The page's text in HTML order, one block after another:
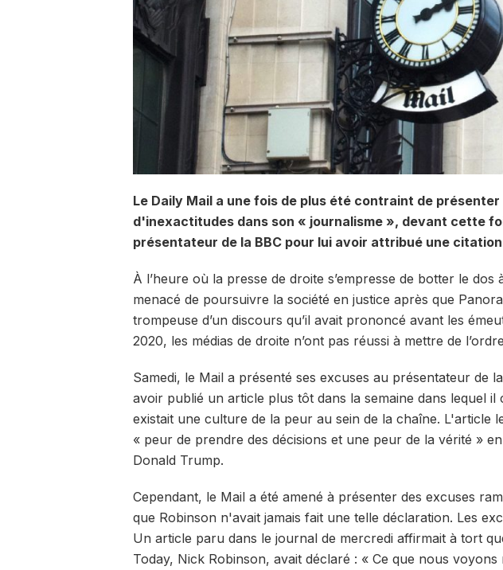
Le Daily Mail a une fois de plus été contraint de
d'inexactitudes dans son « journalisme », devant cette
présentateur de la BBC pour lui avoir attribué une
À l’heure où la presse de droite s’empresse de botter le dos
menacé de poursuivre la société en justice après que
trompeuse d’un discours qu’il avait prononcé avant les
2020, les médias de droite n’ont pas réussi à mettre de
Samedi, le Mail a présenté ses excuses au présentateur de
avoir publié un article plus tôt dans la semaine dans lequel
existait une culture de la peur au sein de la chaîne. L'article
« peur de prendre des décisions et une peur de la vérité »
Donald Trump.
Cependant, le Mail a été amené à présenter des excuses
que Robinson n'avait jamais fait une telle déclaration. Les
Un article paru dans le journal de mercredi affirmait à tort
Today, Nick Robinson, avait déclaré : « Ce que nous